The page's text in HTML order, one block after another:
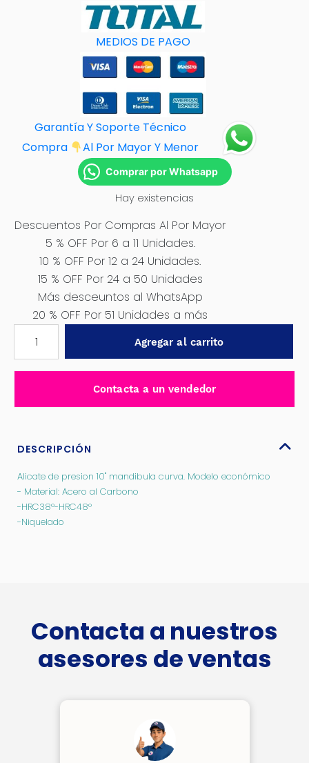
MEDIOS DE PAGO
Garantía Y Soporte Técnico
Compra
Al Por Mayor Y Menor
Comprar por Whatsapp
Hay existencias
Descuentos Por Compras Al Por Mayor
5 % OFF Por 6 a 11 Unidades.
10 % OFF Por 12 a 24 Unidades.
15 % OFF Por 24 a 50 Unidades
Más desceuntos al WhatsApp
20 % OFF Por 51 Unidades a más
PRESIÓN
S.
-
THT191003
cantidad
Agregar al carrito
Contacta a un vendedor
DESCRIPCIÓN
Alicate de presion 10'' mandibula curva. Modelo económico
- Material: Acero al Carbono
-HRC38°-HRC48°
-Niquelado
Contacta a nuestros
asesores de ventas